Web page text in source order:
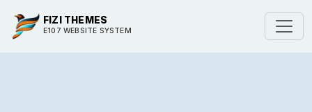
FIZI THEMES
E107 WEBSITE SYSTEM